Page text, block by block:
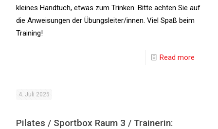
kleines Handtuch, etwas zum Trinken. Bitte achten Sie auf
die Anweisungen der Übungsleiter/innen. Viel Spaß beim
Training!
Read more
4. Juli 2025
Pilates / Sportbox Raum 3 / Trainerin: